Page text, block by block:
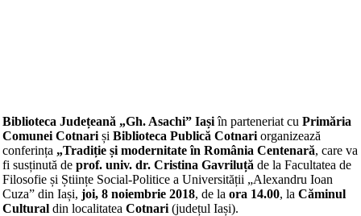
Biblioteca Județeană „Gh. Asachi” Iașiîn parteneriat cu Primăria
Comunei Cotnari și Biblioteca Publică Cotnari organizează
conferința „Tradiție și modernitate în România Centenară, care va
fi susținută de prof. univ. dr. Cristina Gavriluță de la Facultatea de
Filosofie și Științe Social-Politice a Universității „Alexandru Ioan
Cuza” din Iași, joi, 8 noiembrie 2018, de la ora 14.00, la Căminul
Cultural din localitatea Cotnari (județul Iași).